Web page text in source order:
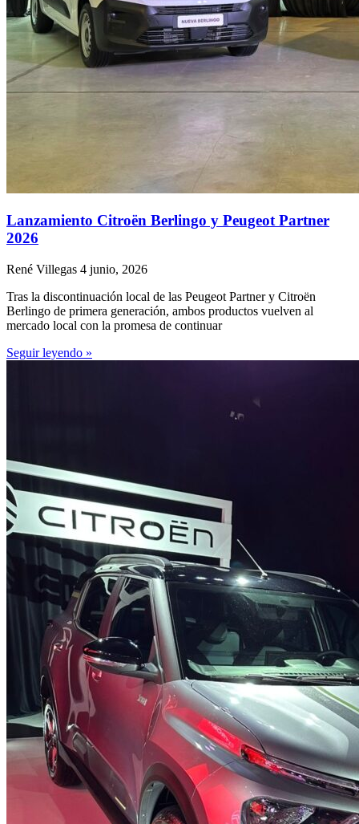
Lanzamiento Citroën Berlingo y Peugeot Partner
2026
René Villegas 4 junio, 2026
Tras la discontinuación local de las Peugeot Partner y Citroën
Berlingo de primera generación, ambos productos vuelven al
mercado local con la promesa de continuar
Seguir leyendo »